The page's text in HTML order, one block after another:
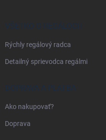
VŠETKO O REGÁLOCH
Rýchly regálový radca
Detailný sprievodca regálmi
DOPRAVA A PLATBA
Ako nakupovať?
Doprava